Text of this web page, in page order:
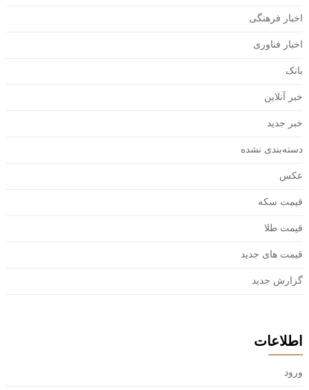
اخبار فرهنگی
اخبار فناوری
بانک
خبر آنلاین
خبر جدید
دسته‌بندی نشده
عکس
قیمت سکه
قیمت طلا
قیمت های جدید
گزارش جدید
اطلاعات
ورود